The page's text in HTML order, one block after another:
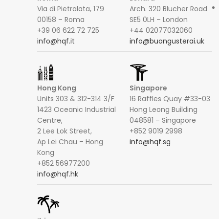
Via di Pietralata, 179
00158 – Roma
+39 06 622 72 725
info@hqf.it
Arch. 320 Blucher Road
SE5 0LH – London
+44 02077032060
info@buongusterai.uk
Hong Kong
Units 303 & 312-314 3/F
1423 Oceanic Industrial
Centre,
2 Lee Lok Street,
Ap Lei Chau – Hong
Kong
+852 56977200
info@hqf.hk
Singapore
16 Raffles Quay #33-03
Hong Leong Building
048581 – Singapore
+852 9019 2998
info@hqf.sg